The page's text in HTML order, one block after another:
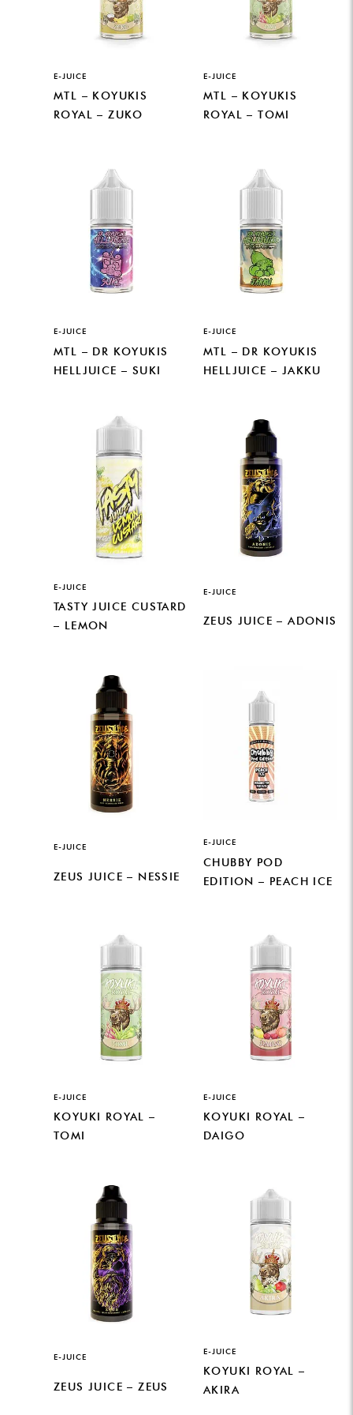
E-JUICE
MTL – KOYUKIS
ROYAL – ZUKO
E-JUICE
MTL – KOYUKIS
ROYAL – TOMI
E-JUICE
MTL – DR KOYUKIS
HELLJUICE – SUKI
E-JUICE
MTL – DR KOYUKIS
HELLJUICE – JAKKU
E-JUICE
TASTY JUICE CUSTARD
– LEMON
E-JUICE
ZEUS JUICE – ADONIS
E-JUICE
ZEUS JUICE – NESSIE
E-JUICE
CHUBBY POD
EDITION – PEACH ICE
E-JUICE
KOYUKI ROYAL –
TOMI
E-JUICE
KOYUKI ROYAL –
DAIGO
E-JUICE
ZEUS JUICE – ZEUS
E-JUICE
KOYUKI ROYAL –
AKIRA